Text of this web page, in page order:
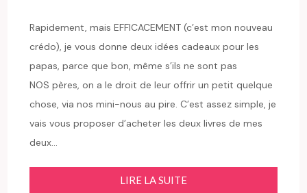
Rapidement, mais EFFICACEMENT (c’est mon nouveau
crédo), je vous donne deux idées cadeaux pour les
papas, parce que bon, même s’ils ne sont pas
NOS pères, on a le droit de leur offrir un petit quelque
chose, via nos mini-nous au pire. C’est assez simple, je
vais vous proposer d’acheter les deux livres de mes
deux…
LIRE LA SUITE